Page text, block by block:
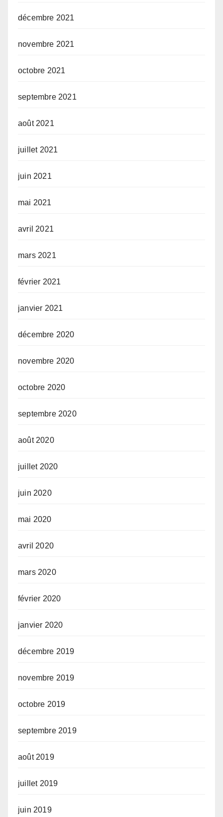
décembre 2021
novembre 2021
octobre 2021
septembre 2021
août 2021
juillet 2021
juin 2021
mai 2021
avril 2021
mars 2021
février 2021
janvier 2021
décembre 2020
novembre 2020
octobre 2020
septembre 2020
août 2020
juillet 2020
juin 2020
mai 2020
avril 2020
mars 2020
février 2020
janvier 2020
décembre 2019
novembre 2019
octobre 2019
septembre 2019
août 2019
juillet 2019
juin 2019